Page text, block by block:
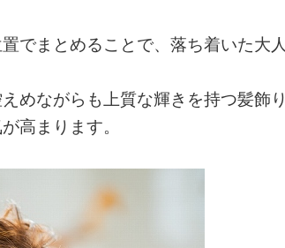
でまとめることで、落ち着いた大人
めながらも上質な輝きを持つ髪飾り
高まります。